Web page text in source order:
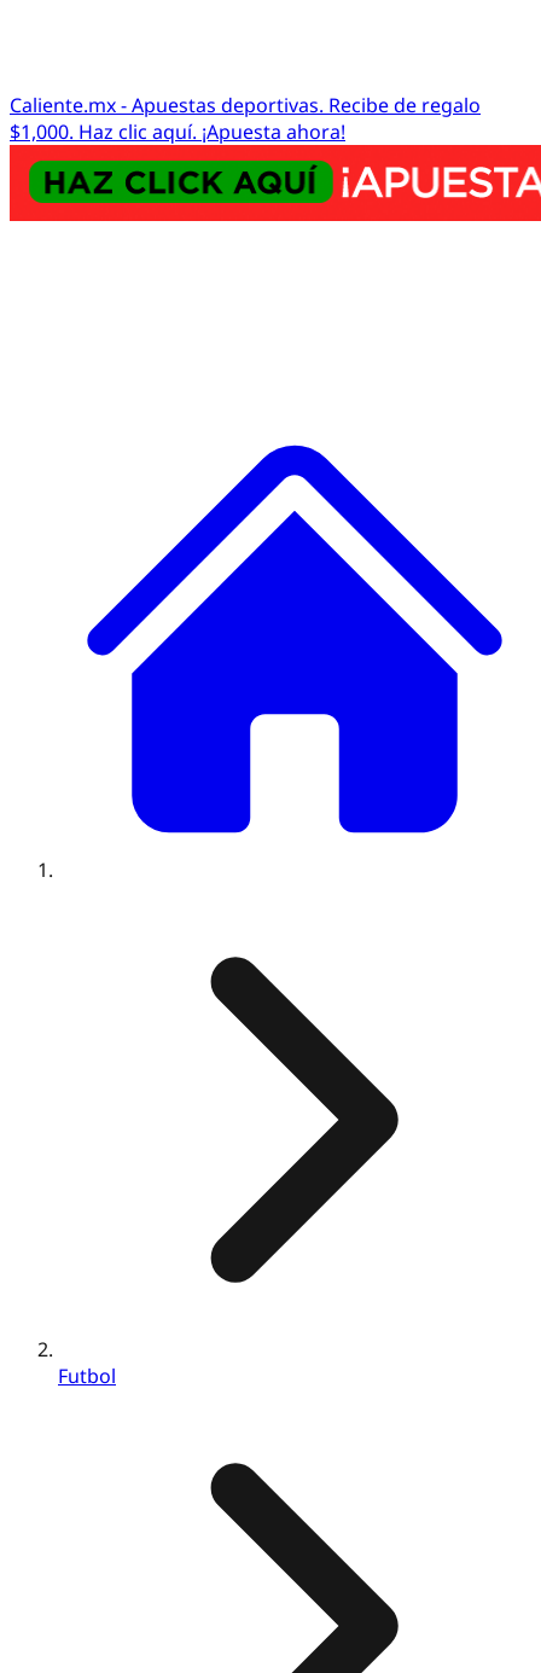
Caliente.mx - Apuestas deportivas. Recibe de regalo
$1,000. Haz clic aquí. ¡Apuesta ahora!
Futbol